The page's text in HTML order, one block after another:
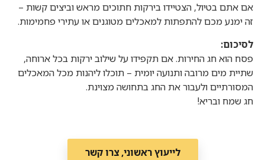
אם אתם בטיול, הצטיידו בירקות חתוכים מראש וביצים קשות –
זה ימנע מכם להתפתות למאכלים מטוגנים או עתירי פחמימות.
לסיכום:
פסח הוא חג החירות. אם תקפידו על שילוב ירקות בכל ארוחה,
שתיית מים מרובה ותנועה יומית – תוכלו ליהנות מכל המאכלים
המסורתיים ולעבור את החג בתחושה מצוינת.
חג שמח ובריא!
לייעוץ ראשוני, צרו קשר